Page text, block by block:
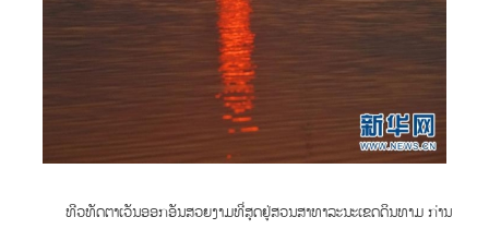
ທີວທັດຕາເວັນອອກອັນສວຍງາມທີ່ສຸດຢູ່ສວນສາທາລະນະເຂດດິນທາມ ກ່ານ